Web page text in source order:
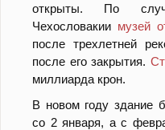
открыты. По
Чехословакии музей
после трехлетней
после его закрытия.
миллиарда крон.
В новом году здание
со 2 января, а с